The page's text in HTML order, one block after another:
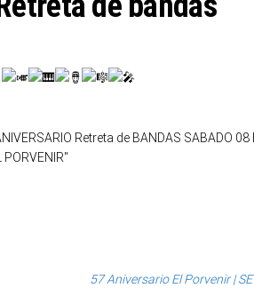
57 Aniversario El Porvenir | SE